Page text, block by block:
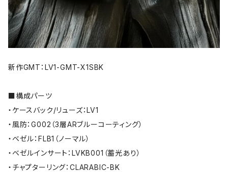
新作GMT：LV1-GMT-X1SBK
■構成パーツ
・ケースバック/リューズ：LV1
・風防：G002（3層ARブルーコーティング）
・ベゼル：FLB1（ノーマル）
・ベゼルインサート：LVKB001（蓄光あり）
・チャプターリング：CLARABIC-BK